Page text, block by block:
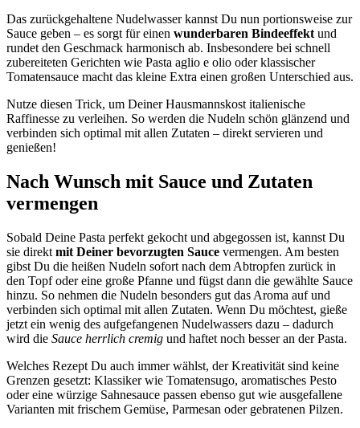
Das zurückgehaltene Nudelwasser kannst Du nun portionsweise zur
Sauce geben – es sorgt für einen wunderbaren Bindeeffekt und
rundet den Geschmack harmonisch ab. Insbesondere bei schnell
zubereiteten Gerichten wie Pasta aglio e olio oder klassischer
Tomatensauce macht das kleine Extra einen großen Unterschied aus.
Nutze diesen Trick, um Deiner Hausmannskost italienische
Raffinesse zu verleihen. So werden die Nudeln schön glänzend und
verbinden sich optimal mit allen Zutaten – direkt servieren und
genießen!
Nach Wunsch mit Sauce und Zutaten
vermengen
Sobald Deine Pasta perfekt gekocht und abgegossen ist, kannst Du
sie direkt mit Deiner bevorzugten Sauce vermengen. Am besten
gibst Du die heißen Nudeln sofort nach dem Abtropfen zurück in
den Topf oder eine große Pfanne und fügst dann die gewählte Sauce
hinzu. So nehmen die Nudeln besonders gut das Aroma auf und
verbinden sich optimal mit allen Zutaten. Wenn Du möchtest, gieße
jetzt ein wenig des aufgefangenen Nudelwassers dazu – dadurch
wird die Sauce herrlich cremig und haftet noch besser an der Pasta.
Welches Rezept Du auch immer wählst, der Kreativität sind keine
Grenzen gesetzt: Klassiker wie Tomatensugo, aromatisches Pesto
oder eine würzige Sahnesauce passen ebenso gut wie ausgefallene
Varianten mit frischem Gemüse, Parmesan oder gebratenen Pilzen.